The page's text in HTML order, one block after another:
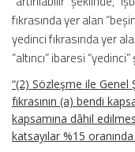
fıkrasında yer alan
yedinci fıkrasında yer
“altıncı” ibaresi
“(2) Sözleşme ile Genel
fıkrasının (a) bendi
kapsamına dâhil
katsayılar %15 oranında